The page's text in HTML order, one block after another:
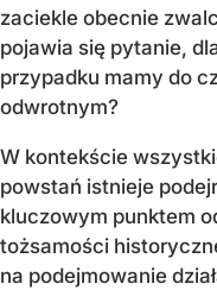
zaciekle obecnie
pojawia się pytanie,
przypadku mamy do
odwrotnym?
W kontekście
powstań istnieje
kluczowym punktem
tożsamości
na podejmowanie